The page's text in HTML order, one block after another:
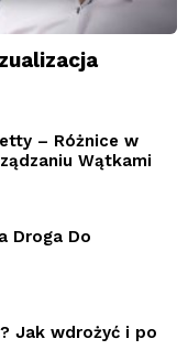
– Różnice w
Wątkami
Droga Do
Jak wdrożyć i po